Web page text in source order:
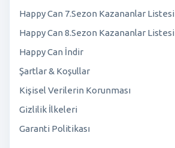
Happy Can 7.Sezon Kazananlar Listesi
Happy Can 8.Sezon Kazananlar Listesi
Happy Can İndir
Şartlar & Koşullar
Kişisel Verilerin Korunması
Gizlilik İlkeleri
Garanti Politikası